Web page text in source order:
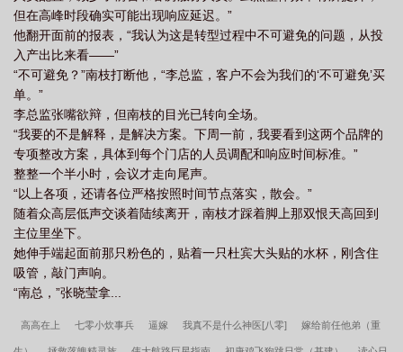
快，孟知雨就把这个人生中微不足道的插曲忘到了脑后。一个月
后，孟知雨从寝室里出来。“知雨。”“尽夏？”视线从现男友的脸偏到
旁边，孟知雨愣在原地。他怎么追到京市来了？她明明说自己家在
海南的！孟知雨拉住现男友的手，故作镇定地走过去。“好巧哦，在
这遇到你。”不巧，为了找她，他的人几乎把偌大的中国翻了个遍。
Rory看了眼那双相牵的手，垂眸，眼底有暗色翻涌，再抬头，他笑
了。“上次忘了告诉你，我的中文名。”风把他额头的碎发吹开，一双
琥珀色的眸子笑起来，深邃迷人。他压下一米九的身高，用那双人
畜无害的眼睛与她对视。“我叫郄（窃同音）雨。”*Rory（罗里）是
康纳尔家族百年来最有谋略，也最心狠手辣的一位继承人。尽管他
才24岁。初识他的人都会说他英俊，但用不了多久就会在「英俊」
后加一个「疯子」。他愿意相信她的名字是她的乳名，愿意相信她
是喜欢海才会说自己家住海南。但这不代表，他能接受她身边有除
了他以外的野男人。//女主标签：小太阳/有脑子/会哄人也会骗人男
主标签：阴湿/体型差/撬墙角/绿茶男主是混血，1米9、宽肩薄背，
八块腹肌，手指细长，指甲粉红。
但在高峰时段确实可能出现响应延迟。”
他翻开面前的报表，“我认为这是转型过程中不可避免的问题，从投
入产出比来看——”
“不可避免？”南枝打断他，“李总监，客户不会为我们的‘不可避免’买
单。”
李总监张嘴欲辩，但南枝的目光已转向全场。
“我要的不是解释，是解决方案。下周一前，我要看到这两个品牌的
专项整改方案，具体到每个门店的人员调配和响应时间标准。”
整整一个半小时，会议才走向尾声。
“以上各项，还请各位严格按照时间节点落实，散会。”
随着众高层低声交谈着陆续离开，南枝才踩着脚上那双恨天高回到
主位里坐下。
她伸手端起面前那只粉色的，贴着一只杜宾大头贴的水杯，刚含住
吸管，敲门声响。
“南总，”张晓莹拿...
高高在上 七零小炊事兵 逼嫁 我真不是什么神医[八零] 嫁给前任他弟（重